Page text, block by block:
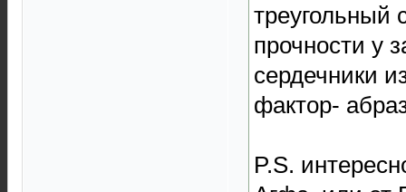
треугольный
прочности у
сердечники
фактор-
P.S.